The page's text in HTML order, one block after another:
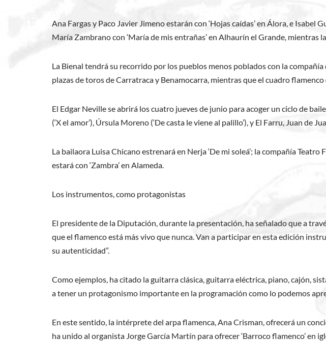
Ana Fargas y Paco Javier Jimeno estarán con ‘Hojas caídas’ en Álora, e
María Zambrano con ‘María de mis entrañas’ en Alhaurín el Grande,
La Bienal tendrá su recorrido por los pueblos menos poblados con la
plazas de toros de Carratraca y Benamocarra, mientras que el cuadro
El Edgar Neville se abrirá los cuatro jueves de junio para acoger un ciclo de
(‘X el amor’), Úrsula Moreno (‘De casta le viene al palillo’), y El Farru, Juan de
La bailaora Luisa Chicano estrenará en Nerja ‘De mi soleá’; la compañía
estará con ‘Zambra’ en Alameda.
Los instrumentos, como protagonistas
El presidente de la Diputación, durante la presentación, ha señalado que a
que el flamenco está más vivo que nunca. Van a participar en esta edición
su autenticidad”.
Como ejemplos, ha citado la guitarra clásica, guitarra eléctrica, piano, cajón,
a tener un protagonismo importante en la programación como lo podemos
En este sentido, la intérprete del arpa flamenca, Ana Crisman, ofrecerá un
ha unido al organista Jorge García Martín para ofrecer ‘Barroco flamenco’ en